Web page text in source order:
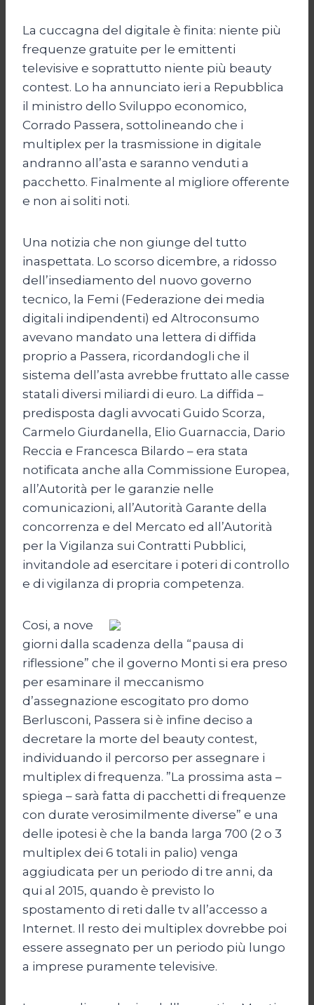
La cuccagna del digitale è finita: niente più
frequenze gratuite per le emittenti
televisive e soprattutto niente più beauty
contest. Lo ha annunciato ieri a Repubblica
il ministro dello Sviluppo economico,
Corrado Passera, sottolineando che i
multiplex per la trasmissione in digitale
andranno all’asta e saranno venduti a
pacchetto. Finalmente al migliore offerente
e non ai soliti noti.
Una notizia che non giunge del tutto
inaspettata. Lo scorso dicembre, a ridosso
dell’insediamento del nuovo governo
tecnico, la Femi (Federazione dei media
digitali indipendenti) ed Altroconsumo
avevano mandato una lettera di diffida
proprio a Passera, ricordandogli che il
sistema dell’asta avrebbe fruttato alle casse
statali diversi miliardi di euro. La diffida –
predisposta dagli avvocati Guido Scorza,
Carmelo Giurdanella, Elio Guarnaccia, Dario
Reccia e Francesca Bilardo – era stata
notificata anche alla Commissione Europea,
all’Autorità per le garanzie nelle
comunicazioni, all’Autorità Garante della
concorrenza e del Mercato ed all’Autorità
per la Vigilanza sui Contratti Pubblici,
invitandole ad esercitare i poteri di controllo
e di vigilanza di propria competenza.
Cosi, a nove
giorni dalla scadenza della “pausa di
riflessione” che il governo Monti si era preso
per esaminare il meccanismo
d’assegnazione escogitato pro domo
Berlusconi, Passera si è infine deciso a
decretare la morte del beauty contest,
individuando il percorso per assegnare i
multiplex di frequenza. ”La prossima asta –
spiega – sarà fatta di pacchetti di frequenze
con durate verosimilmente diverse” e una
delle ipotesi è che la banda larga 700 (2 o 3
multiplex dei 6 totali in palio) venga
aggiudicata per un periodo di tre anni, da
qui al 2015, quando è previsto lo
spostamento di reti dalle tv all’accesso a
Internet. Il resto dei multiplex dovrebbe poi
essere assegnato per un periodo più lungo
a imprese puramente televisive.